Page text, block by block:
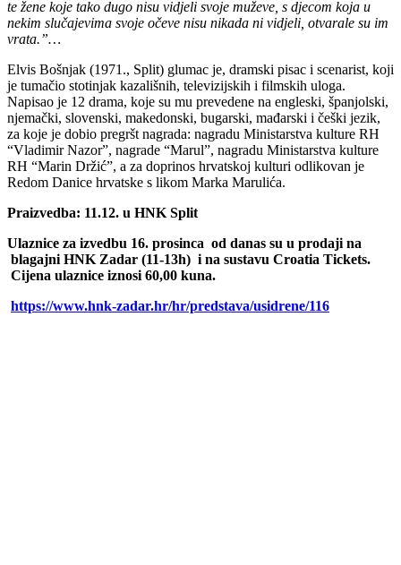
te žene koje tako dugo nisu vidjeli svoje muževe, s djecom koja u
nekim slučajevima svoje očeve nisu nikada ni vidjeli, otvarale su im
vrata.”…
Elvis Bošnjak (1971., Split) glumac je, dramski pisac i scenarist, koji
je tumačio stotinjak kazališnih, televizijskih i filmskih uloga.
Napisao je 12 drama, koje su mu prevedene na engleski, španjolski,
njemački, slovenski, makedonski, bugarski, mađarski i češki jezik,
za koje je dobio pregršt nagrada: nagradu Ministarstva kulture RH
“Vladimir Nazor”, nagrade “Marul”, nagradu Ministarstva kulture
RH “Marin Držić”, a za doprinos hrvatskoj kulturi odlikovan je
Redom Danice hrvatske s likom Marka Marulića.
Praizvedba: 11.12. u HNK Split
Ulaznice za izvedbu 16. prosinca od danas su u prodaji na
blagajni HNK Zadar (11-13h) i na sustavu Croatia Tickets.
Cijena ulaznice iznosi 60,00 kuna.
https://www.hnk-zadar.hr/hr/predstava/usidrene/116